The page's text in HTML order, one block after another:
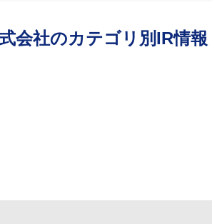
会社のカテゴリ別IR情報